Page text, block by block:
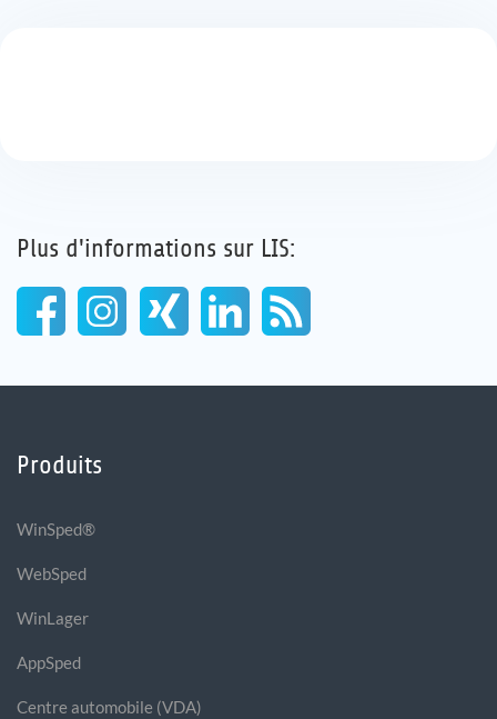
Plus d'informations sur LIS:
Produits
WinSped®
WebSped
WinLager
AppSped
Centre automobile (VDA)